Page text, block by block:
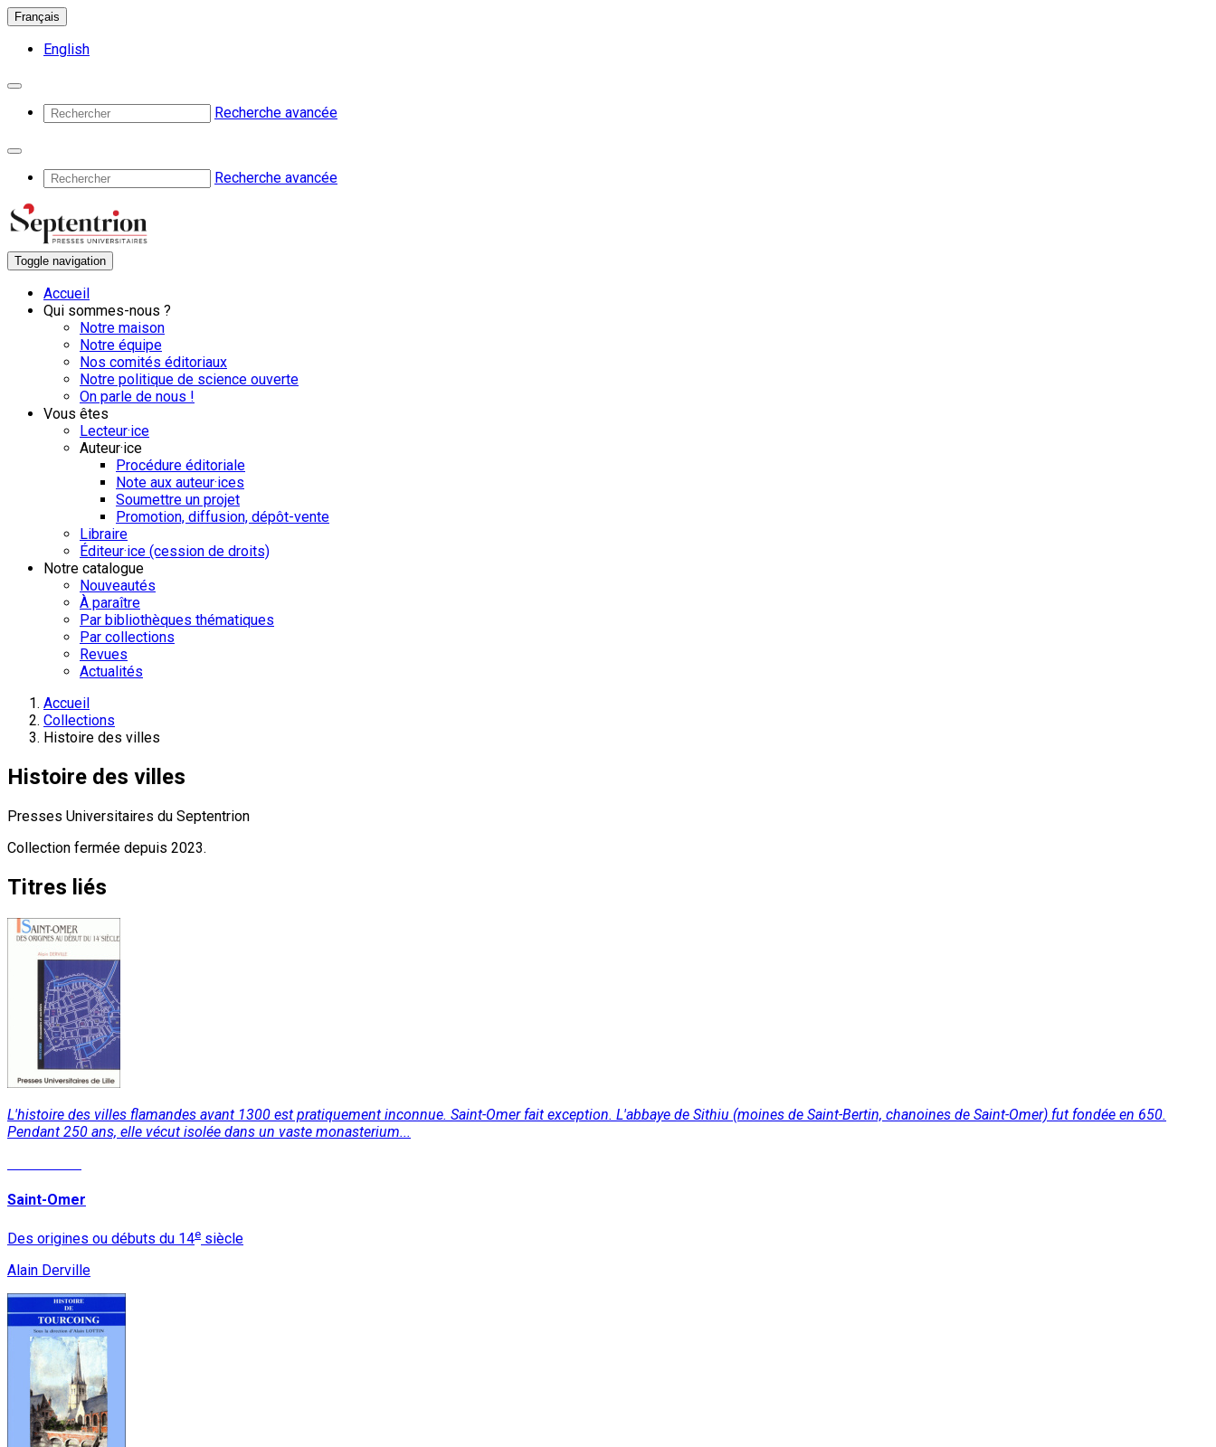
Français
English
Recherche avancée
Recherche avancée
Toggle navigation
Accueil
Qui sommes-nous ?
Notre maison
Notre équipe
Nos comités éditoriaux
Notre politique de science ouverte
On parle de nous !
Vous êtes
Lecteur·ice
Auteur·ice
Procédure éditoriale
Note aux auteur·ices
Soumettre un projet
Promotion, diffusion, dépôt-vente
Libraire
Éditeur·ice (cession de droits)
Notre catalogue
Nouveautés
À paraître
Par bibliothèques thématiques
Par collections
Revues
Actualités
Accueil
Collections
Histoire des villes
Histoire des villes
Presses Universitaires du Septentrion
Collection fermée depuis 2023.
Titres liés
L'histoire des villes flamandes avant 1300 est pratiquement inconnue. Saint-Omer fait exception. L'abbaye de Sithiu (moines de Saint-Bertin, chanoines de Saint-Omer) fut fondée en 650.
Pendant 250 ans, elle vécut isolée dans un vaste monasterium...
Saint-Omer
Des origines ou débuts du 14e siècle
Alain Derville